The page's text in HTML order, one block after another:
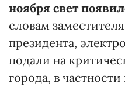
ноября свет
словам
президента,
подали на
города, в